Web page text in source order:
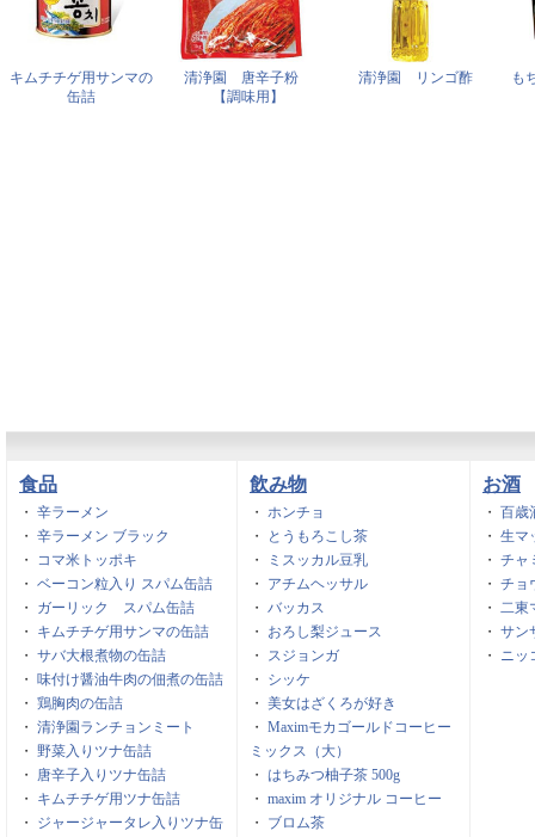
キムチチゲ用サンマの
缶詰
清浄園 唐辛子粉
【調味用】
清浄園 リンゴ酢 も
食品
・ 辛ラーメン
・ 辛ラーメン ブラック
・ コマ米トッポキ
・ ベーコン粒入り スパム缶詰
・ ガーリック スパム缶詰
・ キムチチゲ用サンマの缶詰
・ サバ大根煮物の缶詰
・ 味付け醤油牛肉の佃煮の缶詰
・ 鶏胸肉の缶詰
・ 清浄園ランチョンミート
・ 野菜入りツナ缶詰
・ 唐辛子入りツナ缶詰
・ キムチチゲ用ツナ缶詰
・ ジャージャータレ入りツナ缶
飲み物
・ ホンチョ
・
とうもろこし茶
・
ミスッカル豆乳
・ アチムヘッサル
・ バッカス
・ おろし梨ジュース
・ スジョンガ
・ シッケ
・ 美女はざくろが好き
・ Maximモカゴールドコーヒー
ミックス（大）
・ はちみつ柚子茶 500g
・ maxim オリジナル コーヒー
・ ブロム茶
お酒
・ 百歳
・ 生マ
・ チャ
・ チョ
・ 二東
・ サン
・ ニッ